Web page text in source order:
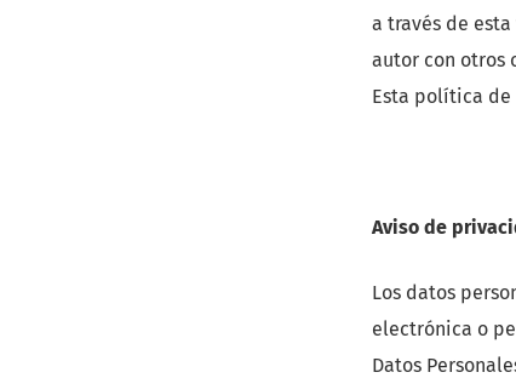
a través de
autor con otros
Esta política de
Aviso de
Los datos
electrónica o
Datos